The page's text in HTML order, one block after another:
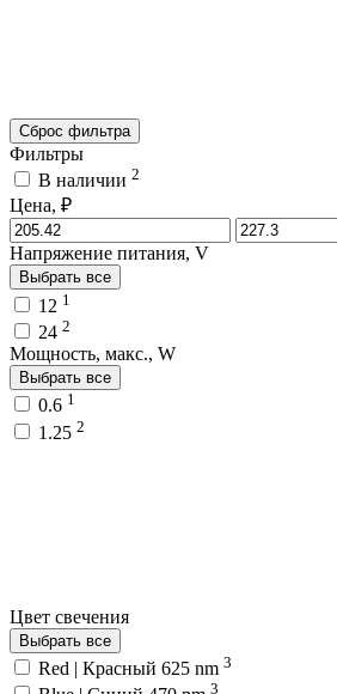
Сброс фильтра
Фильтры
В наличии 2
Цена, ₽
Напряжение питания, V
Выбрать все
12 1
24 2
Мощность, макс., W
Выбрать все
0.6 1
1.25 2
Цвет свечения
Выбрать все
Red | Красный 625 nm 3
3